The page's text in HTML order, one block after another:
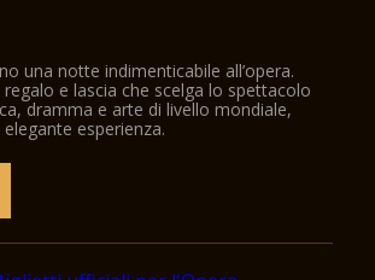
una notte indimenticabile all’opera.
regalo e lascia che scelga lo spettacolo
dramma e arte di livello mondiale,
esperienza.